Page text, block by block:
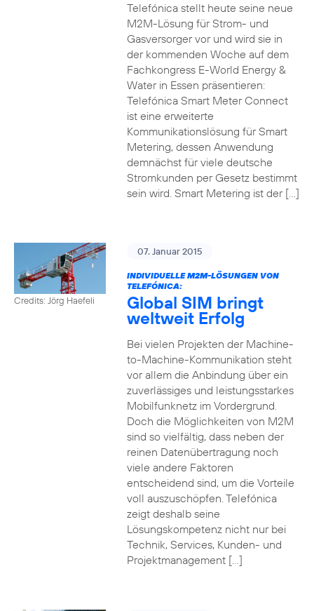
Telefónica stellt heute seine neue
M2M-Lösung für Strom- und
Gasversorger vor und wird sie in
der kommenden Woche auf dem
Fachkongress E-World Energy &
Water in Essen präsentieren:
Telefónica Smart Meter Connect
ist eine erweiterte
Kommunikationslösung für Smart
Metering, dessen Anwendung
demnächst für viele deutsche
Stromkunden per Gesetz bestimmt
sein wird. Smart Metering ist der […]
Credits: Jörg Haefeli
07. Januar 2015
INDIVIDUELLE M2M-LÖSUNGEN VON
TELEFÓNICA:
Global SIM bringt
weltweit Erfolg
Bei vielen Projekten der Machine-
to-Machine-Kommunikation steht
vor allem die Anbindung über ein
zuverlässiges und leistungsstarkes
Mobilfunknetz im Vordergrund.
Doch die Möglichkeiten von M2M
sind so vielfältig, dass neben der
reinen Datenübertragung noch
viele andere Faktoren
entscheidend sind, um die Vorteile
voll auszuschöpfen. Telefónica
zeigt deshalb seine
Lösungskompetenz nicht nur bei
Technik, Services, Kunden- und
Projektmanagement […]